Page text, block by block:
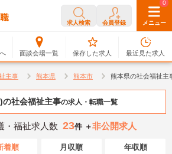
求人検索 会員登録 メニュー
面談会場一覧
0
保存した求人
0
最近見た求人
主事 熊本県 熊本市 熊本県の社会福祉主
の社会福祉主事の求人・転職一覧
・福祉求人数 23件 ＋非公開求人
着順 月収順 年収順